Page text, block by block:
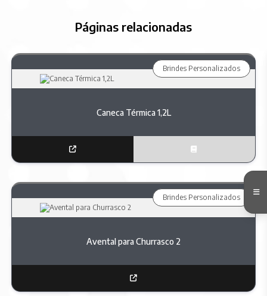
Páginas relacionadas
Caneca Térmica 1,2L
Brindes Personalizados
Avental para Churrasco 2
Brindes Personalizados